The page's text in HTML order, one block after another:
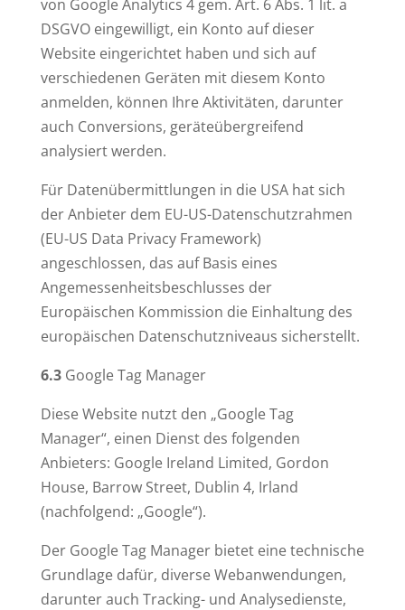
von Google Analytics 4 gem. Art. 6 Abs. 1 lit. a
DSGVO eingewilligt, ein Konto auf dieser
Website eingerichtet haben und sich auf
verschiedenen Geräten mit diesem Konto
anmelden, können Ihre Aktivitäten, darunter
auch Conversions, geräteübergreifend
analysiert werden.
Für Datenübermittlungen in die USA hat sich
der Anbieter dem EU-US-Datenschutzrahmen
(EU-US Data Privacy Framework)
angeschlossen, das auf Basis eines
Angemessenheitsbeschlusses der
Europäischen Kommission die Einhaltung des
europäischen Datenschutzniveaus sicherstellt.
6.3Google Tag Manager
Diese Website nutzt den „Google Tag
Manager“, einen Dienst des folgenden
Anbieters: Google Ireland Limited, Gordon
House, Barrow Street, Dublin 4, Irland
(nachfolgend: „Google“).
Der Google Tag Manager bietet eine technische
Grundlage dafür, diverse Webanwendungen,
darunter auch Tracking- und Analysedienste,